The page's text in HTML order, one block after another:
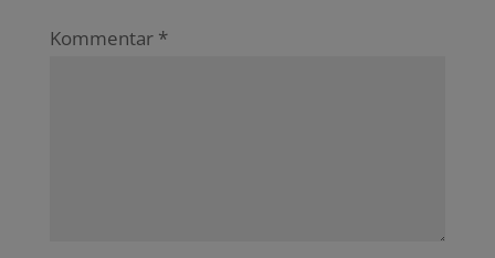
Kommentar *